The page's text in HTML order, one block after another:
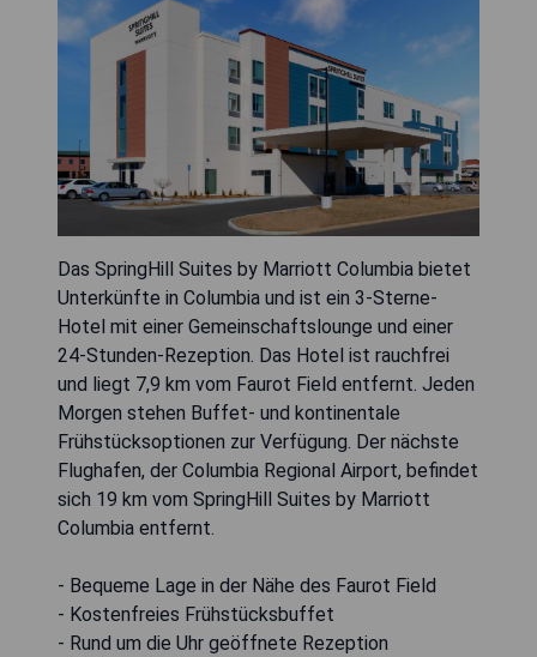
Das SpringHill Suites by Marriott Columbia bietet
Unterkünfte in Columbia und ist ein 3-Sterne-
Hotel mit einer Gemeinschaftslounge und einer
24-Stunden-Rezeption. Das Hotel ist rauchfrei
und liegt 7,9 km vom Faurot Field entfernt. Jeden
Morgen stehen Buffet- und kontinentale
Frühstücksoptionen zur Verfügung. Der nächste
Flughafen, der Columbia Regional Airport, befindet
sich 19 km vom SpringHill Suites by Marriott
Columbia entfernt.
- Bequeme Lage in der Nähe des Faurot Field
- Kostenfreies Frühstücksbuffet
- Rund um die Uhr geöffnete Rezeption